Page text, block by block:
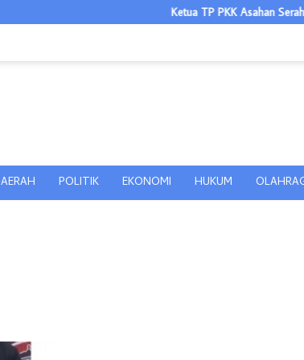
Ketua TP PKK Asahan Serahkan
POLITIK EKONOMI HUKUM